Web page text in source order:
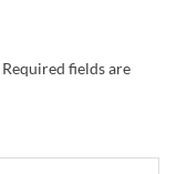
Required fields are